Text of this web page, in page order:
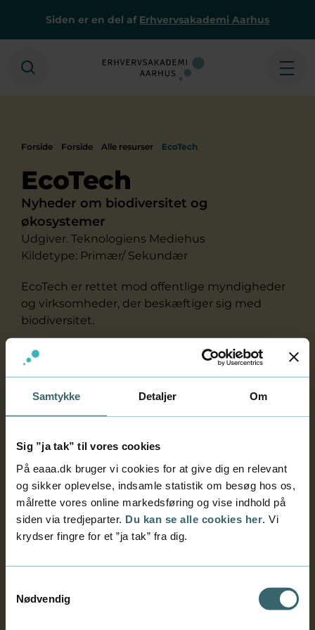
Samtykke Detaljer Om
Sig ”ja tak” til vores cookies
På eaaa.dk bruger vi cookies for at give dig en relevant
og sikker oplevelse, indsamle statistik om besøg hos os,
målrette vores online markedsføring og vise indhold på
siden via tredjeparter. Du kan se alle cookies her . Vi
krydser fingre for et ”ja tak” fra dig.
Nødvendig
Siden er en del af Erhvervsakademi Aarhus
Søg
Forside Forside Alle resurser EcoTech
EcoTech
Nyheder om biodiversitet og
økosystemer
Udgiver. Teknologiens Mediehus
Kildetype: Primær/ Sekundær
EcoTech er rettet mod offentlige myndigheder
og virksomheder, der beskæftiger sig med
biodiversitet.
Vi skriver om udfordringer i rammevilkårene,
cases på spændende løsninger til at stoppe
ødelæggelse af levesteder, nye, innovative
måder at inkorporere biodiversitet i
klimaforandringer, forurening med pesticider og
gødning og den nyeste forskning, der bidrager
til at vende tabet af biodiversitet.
Fokus:
perspektiv, så naturen får de bedste
Hvordan skriver vi komplekse målsætninger om